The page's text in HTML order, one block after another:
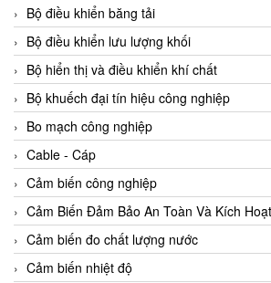
Advanced Energy Vietnam
Advantech Vietnam
Agate Vietnam
AGR International Vietnam
Aichi Tokei Denki Vietnam
Aii Vietnam
AIKOH
AINUO Vietnam
AIR MAJOR
Aira Euro Automation
Bộ điều khiển băng tải
Bộ điều khiển lưu lượng khối
Bộ hiển thị và điều khiển khí chất
Bộ khuếch đại tín hiệu công nghiệp
Bo mạch công nghiệp
Cable - Cáp
Cảm biến công nghiệp
Cảm Biến Đảm Bảo An Toàn Và Kích
Cảm biến đo chất lượng nước
Cảm biến nhiệt độ